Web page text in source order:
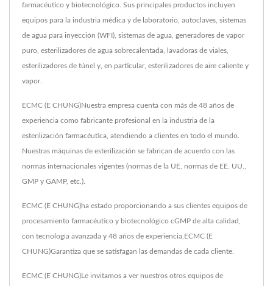
farmacéutico y biotecnológico. Sus principales productos incluyen
equipos para la industria médica y de laboratorio, autoclaves, sistemas
de agua para inyección (WFI), sistemas de agua, generadores de vapor
puro, esterilizadores de agua sobrecalentada, lavadoras de viales,
esterilizadores de túnel y, en particular, esterilizadores de aire caliente y
vapor.
ECMC (E CHUNG)Nuestra empresa cuenta con más de 48 años de
experiencia como fabricante profesional en la industria de la
esterilización farmacéutica, atendiendo a clientes en todo el mundo.
Nuestras máquinas de esterilización se fabrican de acuerdo con las
normas internacionales vigentes (normas de la UE, normas de EE. UU.,
GMP y GAMP, etc.).
ECMC (E CHUNG)ha estado proporcionando a sus clientes equipos de
procesamiento farmacéutico y biotecnológico cGMP de alta calidad,
con tecnología avanzada y 48 años de experiencia,ECMC (E
CHUNG)Garantiza que se satisfagan las demandas de cada cliente.
ECMC (E CHUNG)Le invitamos a ver nuestros otros equipos de